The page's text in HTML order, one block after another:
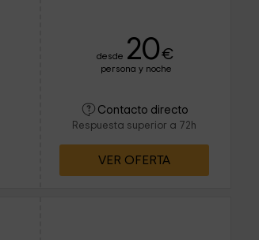
desde 20€
persona y noche
Contacto directo
Respuesta superior a 72h
VER OFERTA